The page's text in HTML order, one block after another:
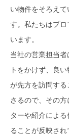
い物件をそろえ
す。私たちはプ
います。
当社の営業担当
トをかけず、良
が先方を訪問す
さるので、その
ターや紹介によ
ることが反映され